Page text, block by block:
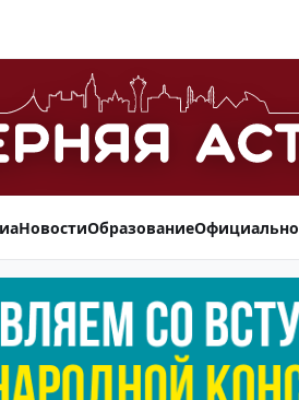
НовостиОбразованиеОфициально